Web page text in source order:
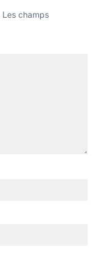
Les champs